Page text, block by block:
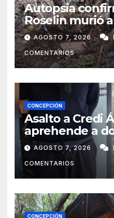
Autopsia
Roselin murió
luego sufrió
mutilación
AGOSTO 7, 2026
COMENTARIOS
CONCEPCIÓN
Asalto a Credi
aprehende a
sospechosos
evidencias en
AGOSTO 7, 2026
COMENTARIOS
CONCEPCIÓN